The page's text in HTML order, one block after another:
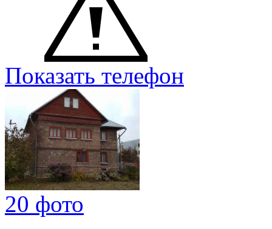
Показать телефон
20 фото